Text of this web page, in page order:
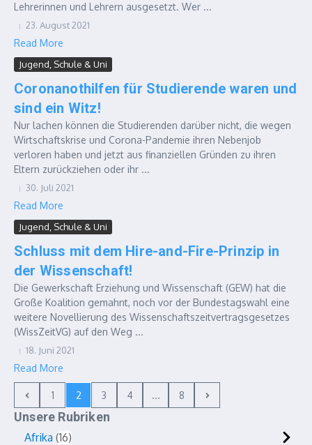
Lehrerinnen und Lehrern ausgesetzt. Wer ...
23. August 2021
Read More
Jugend, Schule & Uni
Coronanothilfen für Studierende waren und
sind ein Witz!
Nur lachen können die Studierenden darüber nicht, die wegen
Wirtschaftskrise und Corona-Pandemie ihren Nebenjob
verloren haben und jetzt aus finanziellen Gründen zu ihren
Eltern zurückziehen oder ihr ...
30. Juli 2021
Read More
Jugend, Schule & Uni
Schluss mit dem Hire-and-Fire-Prinzip in
der Wissenschaft!
Die Gewerkschaft Erziehung und Wissenschaft (GEW) hat die
Große Koalition gemahnt, noch vor der Bundestagswahl eine
weitere Novellierung des Wissenschaftszeitvertragsgesetzes
(WissZeitVG) auf den Weg ...
18. Juni 2021
Read More
1 2 3 4 ... 8
Unsere Rubriken
Afrika 16